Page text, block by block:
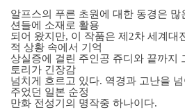
알프스의 푸른 초원에 대한 동경은 많
션들에 소재로 활용
되어 왔지만, 이 작품은 제 2차 세계대
적 상황 속에서 기억
상실증에 걸린 주인공 쥬디와 끝까지
토리가 긴장감
넘치게 흐르고 있다. 역경과 고난을
주었던 일본 순정
만화 전성기의 명작중 하나이다.